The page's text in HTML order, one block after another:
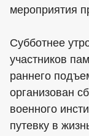
мероприятия
Субботнее
участников
раннего
организован
военного
путевку в